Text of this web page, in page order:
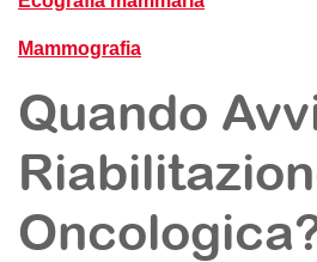
Mammografia
Quando